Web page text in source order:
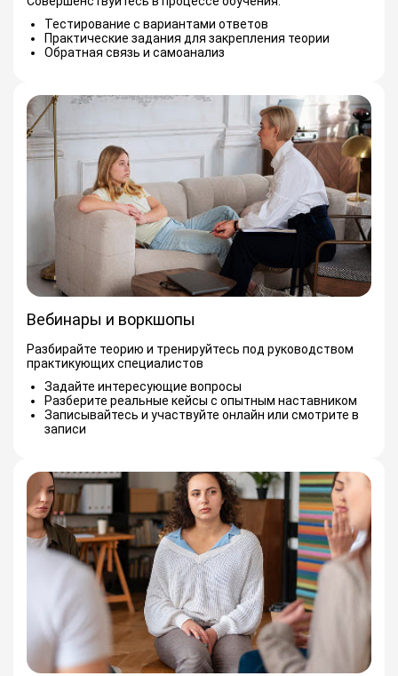
Тестирование с вариантами ответов
Практические задания для закрепления теории
Обратная связь и самоанализ
Вебинары и воркшопы
Разбирайте теорию и тренируйтесь под руководством
практикующих специалистов
Задайте интересующие вопросы
Разберите реальные кейсы с опытным наставником
Записывайтесь и участвуйте онлайн или смотрите в
записи